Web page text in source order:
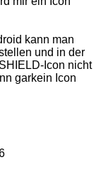
kann man
und in der
Icon nicht
garkein Icon